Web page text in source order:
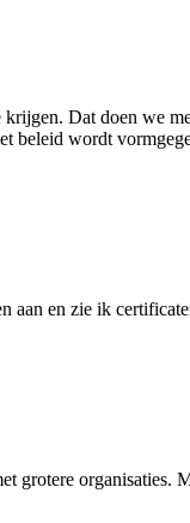
Dat doen we
beleid wordt
aan en zie ik
grotere organisaties.